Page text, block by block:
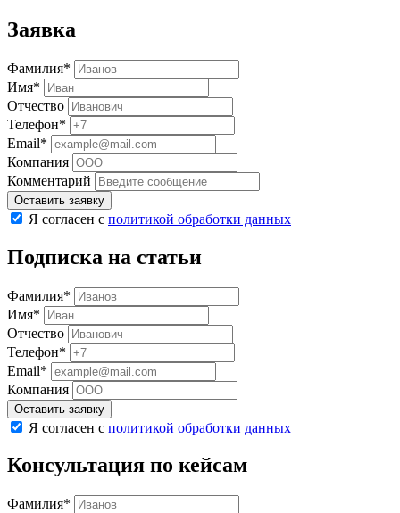
Заявка
Фамилия*
Имя*
Отчество
Телефон*
Email*
Компания
Комментарий
Оставить заявку
Я согласен с политикой обработки данных
Подписка на статьи
Фамилия*
Имя*
Отчество
Телефон*
Email*
Компания
Оставить заявку
Я согласен с политикой обработки данных
Консультация по кейсам
Фамилия*